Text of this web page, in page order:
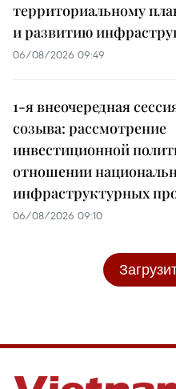
территориальному
и развитию
06/08/2026 09:49
1-я внеочередная
созыва: рассмотрение
инвестиционной
отношении
инфраструктурных
06/08/2026 09:10